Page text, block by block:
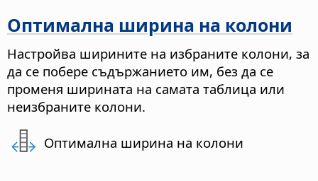
Оптимална ширина на колони
Настройва ширините на избраните колони, за
да се побере съдържанието им, без да се
променя ширината на самата таблица или
неизбраните колони.
Оптимална ширина на колони